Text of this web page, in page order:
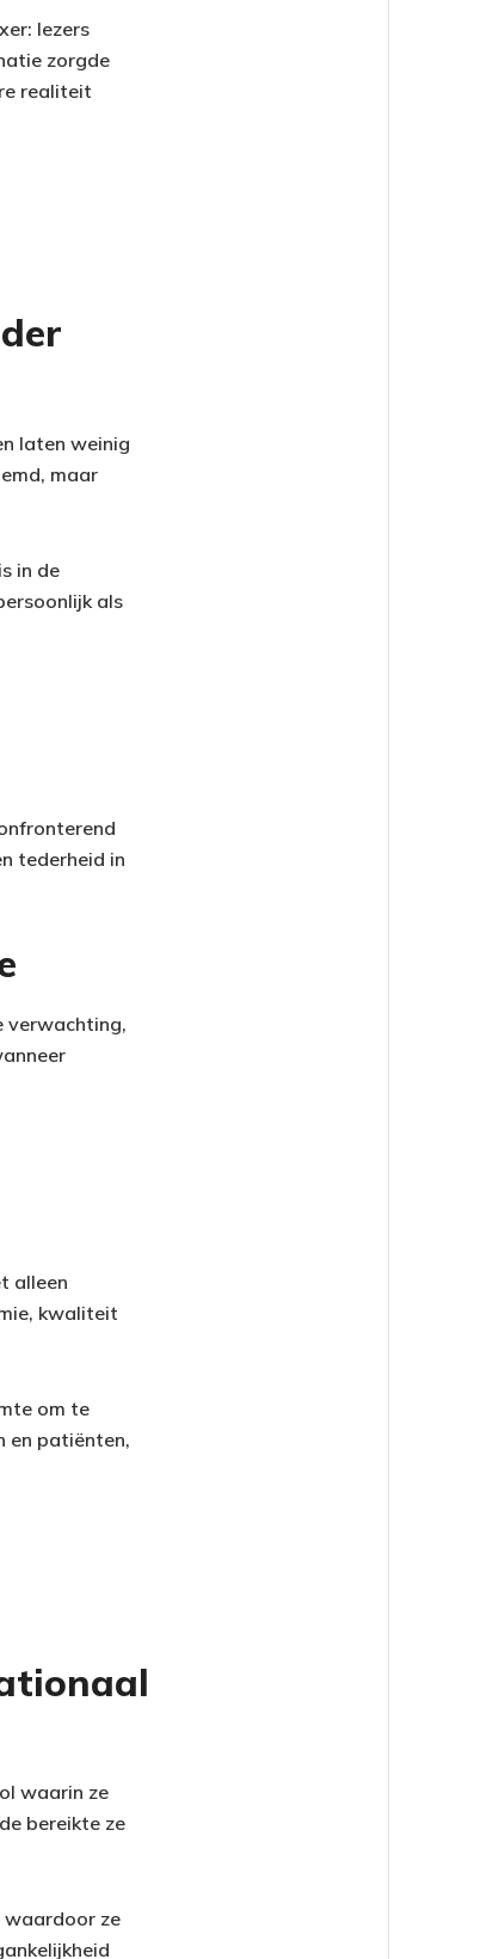
lezers
zorgde
realiteit
laten weinig
maar
in de
als
tederheid in
verwachting,
alleen
kwaliteit
om te
en patiënten,
waarin ze
bereikte ze
waardoor ze